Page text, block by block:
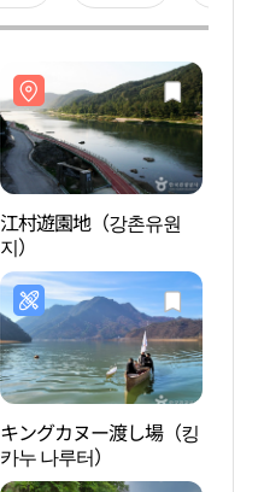
江村遊園地（강촌유원
지）
キングカヌー渡し場（킹
카누 나루터）